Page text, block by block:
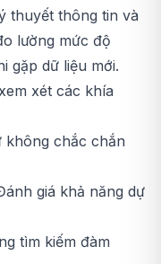
thuyết thông tin và
lường mức độ
gặp dữ liệu mới.
xét các khía
không chắc chắn
giá khả năng dự
tìm kiếm đàm